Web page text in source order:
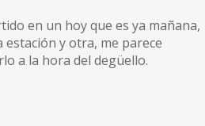
en un hoy que es ya mañana,
y otra, me parece
a la hora del degüello.